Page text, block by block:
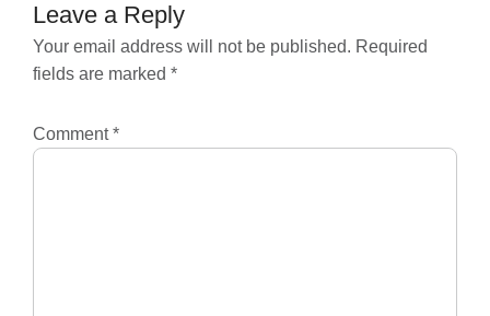
Leave a Reply
Your email address will not be published. Required
fields are marked *
Comment*